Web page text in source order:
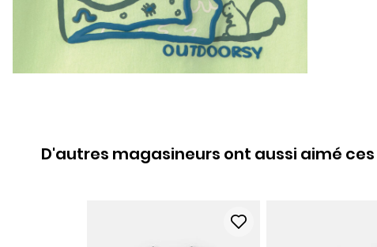
D'autres magasineurs ont aussi aimé